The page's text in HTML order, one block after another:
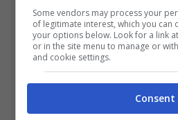
Brevi dichiarazioni per
post-gara al Mandalika
Some vendors may process your
of legitimate interest, which you can
your options below. Look for a link
or in the site menu to manage or
and cookie settings.
Consent